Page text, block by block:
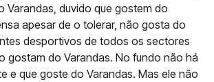
Varandas, duvido que gostem do
apesar de o tolerar, não gosta do
desportivos de todos os sectores
gostam do Varandas. No fundo não há
e que goste do Varandas. Mas ele não